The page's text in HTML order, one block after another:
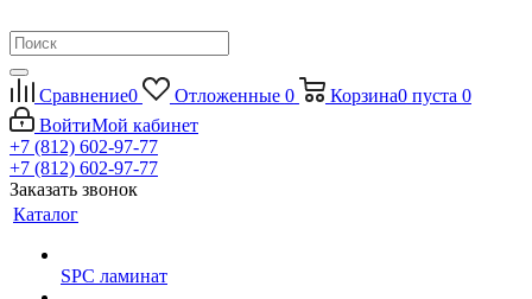
Сравнение0 Отложенные 0 Корзина0 пуста 0
ВойтиМой кабинет
+7 (812) 602-97-77
+7 (812) 602-97-77
Заказать звонок
Каталог
SPC ламинат